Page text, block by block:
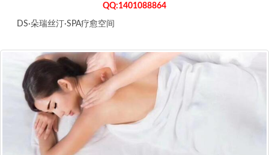
QQ:1401088864
DS·朵瑞丝汀·SPA疗愈空间